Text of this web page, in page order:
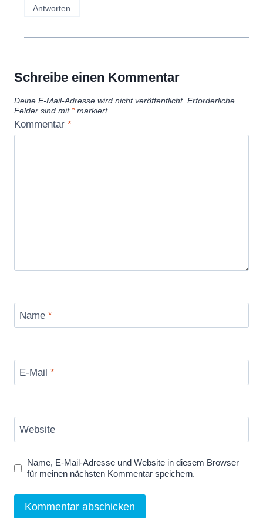
Antworten
Schreibe einen Kommentar
Deine E-Mail-Adresse wird nicht veröffentlicht. Erforderliche
Felder sind mit *markiert
Kommentar *
Name *
E-Mail *
Website
Name, E-Mail-Adresse und Website in diesem Browser
für meinen nächsten Kommentar speichern.